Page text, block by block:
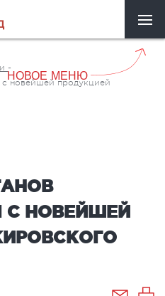
НОВОЕ МЕНЮ
-
с новейшей продукцией
НОВЕЙШЕЙ